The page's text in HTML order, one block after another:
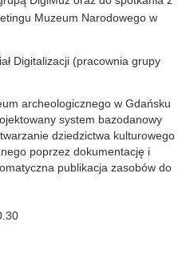
Muzeum Narodowego w
Digitalizacji (pracownia grupy
archeologicznego w Gdańsku
system bazodanowy
dziedzictwa kulturowego
poprzez dokumentację i
publikacja zasobów do